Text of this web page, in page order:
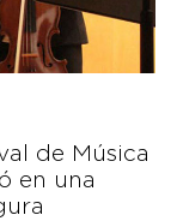
de Música
en una